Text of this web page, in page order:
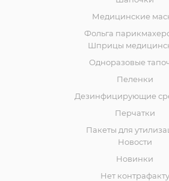
Медицинские
Фольга
Шприцы
Одноразовые
Пеленки
Дезинфицирующие
Перчатки
Пакеты для
Новости
Новинки
Нет контрафакту